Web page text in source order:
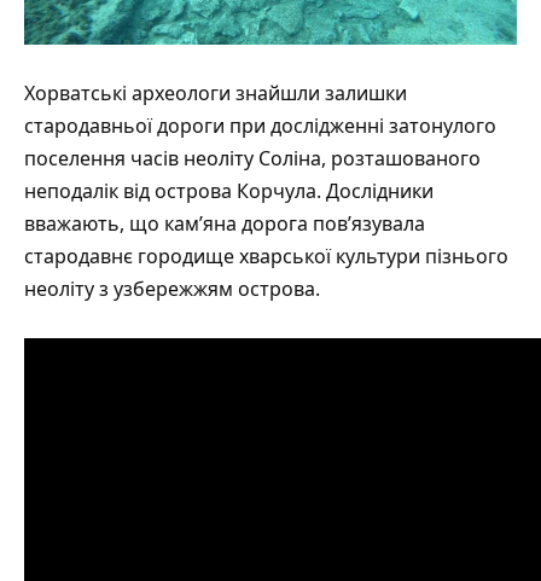
Хорватські археологи знайшли залишки
стародавньої дороги при дослідженні затонулого
поселення часів неоліту Соліна, розташованого
неподалік від острова Корчула. Дослідники
вважають, що кам’яна дорога пов’язувала
стародавнє городище хварської культури пізнього
неоліту з узбережжям острова.